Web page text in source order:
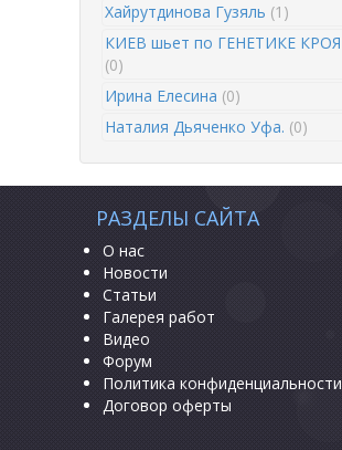
Хайрутдинова Гузяль (1)
КИЕВ шьет по ГЕНЕТИКЕ КРОЯ
(0)
Ирина Елесина (0)
Наталия Дьяченко Уфа. (0)
РАЗДЕЛЫ САЙТА
О нас
Новости
Статьи
Галерея работ
Видео
Форум
Политика конфиденциальности
Договор оферты